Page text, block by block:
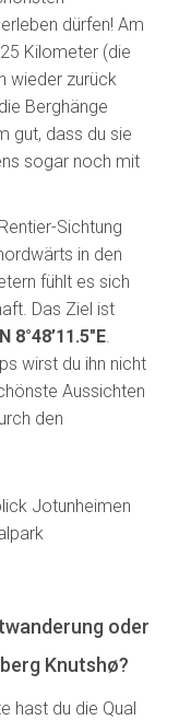
dürfen! Am
Kilometer (die
wieder zurück
Berghänge
gut, dass du sie
sogar noch mit
Sichtung
in den
fühlt es sich
Das Ziel ist
8°48’11.5″E.
wirst du ihn nicht
Aussichten
den
oder
Knutshø?
hast du die Qual